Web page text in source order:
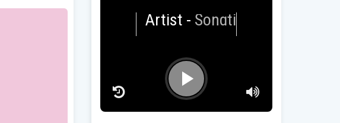
Artist-Songtitle